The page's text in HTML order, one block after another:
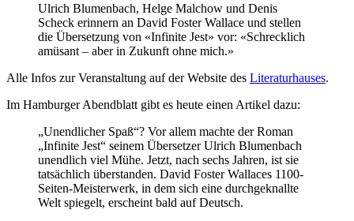
Ulrich Blumenbach, Helge Malchow und Denis
Scheck erinnern an David Foster Wallace und stellen
die Übersetzung von «Infinite Jest» vor: «Schrecklich
amüsant – aber in Zukunft ohne mich.»
Alle Infos zur Veranstaltung auf der Website des Literaturhauses.
Im Hamburger Abendblatt gibt es heute einen Artikel dazu:
„Unendlicher Spaß“? Vor allem machte der Roman
„Infinite Jest“ seinem Übersetzer Ulrich Blumenbach
unendlich viel Mühe. Jetzt, nach sechs Jahren, ist sie
tatsächlich überstanden. David Foster Wallaces 1100-
Seiten-Meisterwerk, in dem sich eine durchgeknallte
Welt spiegelt, erscheint bald auf Deutsch.